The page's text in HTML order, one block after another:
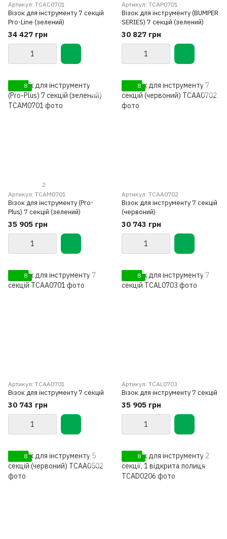
Артикул: TCAC0701
Візок для інструменту 7 секцій
Pro-Line (зелений)
34 427 грн
Артикул: TCAP0701
Візок для інструменту (BUMPER
SERIES) 7 секцій (зелений)
30 827 грн
8
2
Артикул: TCAM0701
Візок для інструменту (Pro-
Plus) 7 секцій (зелений)
35 905 грн
8
Артикул: TCAA0702
Візок для інструменту 7 секцій
(червоний)
30 743 грн
8
Артикул: TCAA0701
Візок для інструменту 7 секцій
30 743 грн
8
Артикул: TCAL0703
Візок для інструменту 7 секцій
35 905 грн
8 8